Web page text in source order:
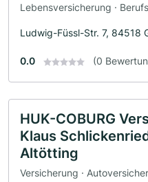
Lebensversicherung ·
Ludwig-Füssl-Str. 7, 84518
0.0 (0
HUK-COBURG
Klaus
Altötting
Versicherung ·